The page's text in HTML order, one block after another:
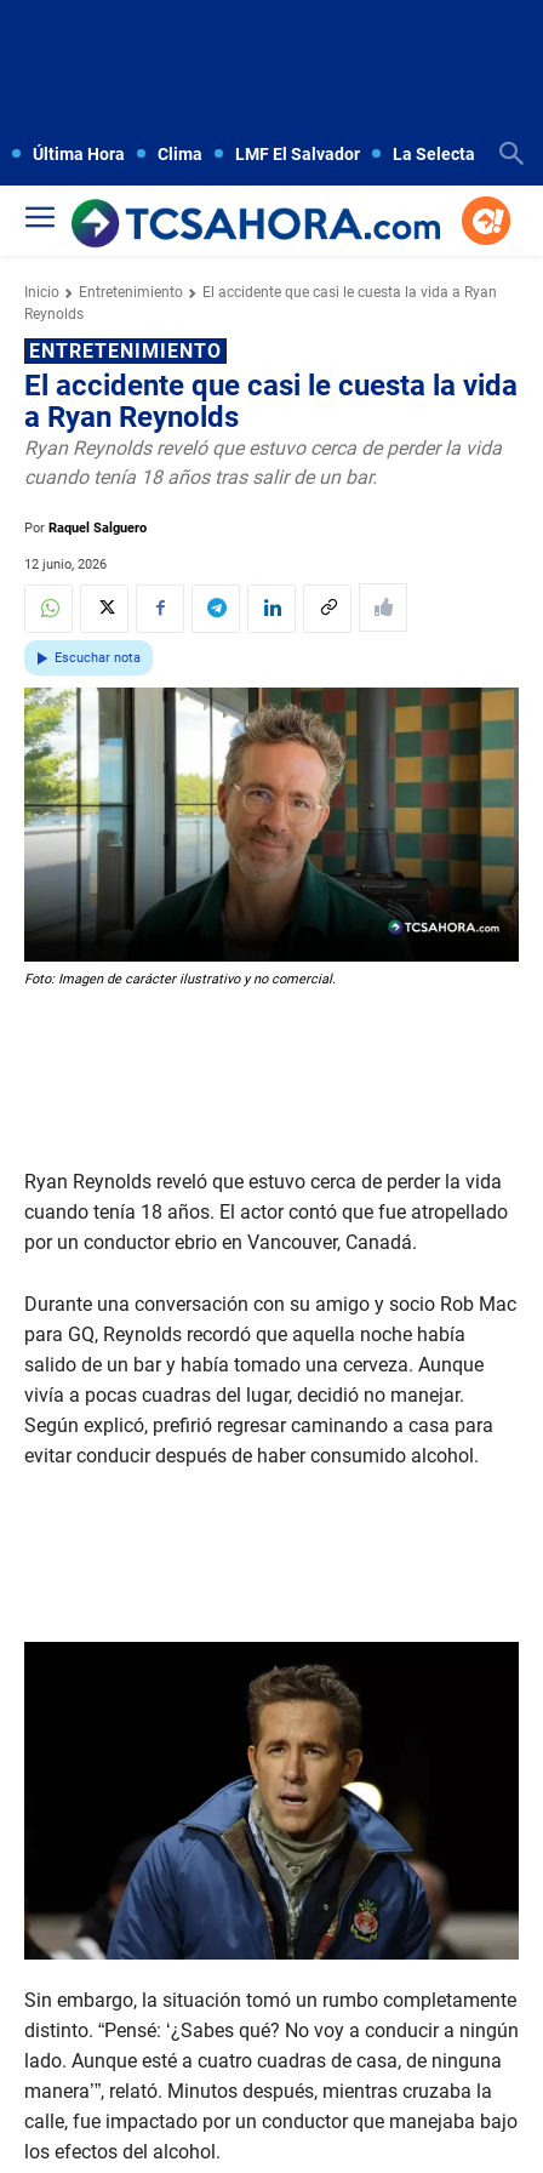
Última Hora Clima LMF El Salvador La Selecta
Inicio Entretenimiento
El accidente que casi le cuesta la vida a Ryan
Reynolds
ENTRETENIMIENTO
El accidente que casi le cuesta la vida
a Ryan Reynolds
Ryan Reynolds reveló que estuvo cerca de perder la vida
cuando tenía 18 años tras salir de un bar.
Por Raquel Salguero
12 junio, 2026
Escuchar nota
Foto: Imagen de carácter ilustrativo y no comercial.
Ryan Reynolds reveló que estuvo cerca de perder la vida
cuando tenía 18 años. El actor contó que fue atropellado
por un conductor ebrio en Vancouver, Canadá.
Durante una conversación con su amigo y socio Rob Mac
para GQ, Reynolds recordó que aquella noche había
salido de un bar y había tomado una cerveza. Aunque
vivía a pocas cuadras del lugar, decidió no manejar.
Según explicó, prefirió regresar caminando a casa para
evitar conducir después de haber consumido alcohol.
Sin embargo, la situación tomó un rumbo completamente
distinto. “Pensé: ‘¿Sabes qué? No voy a conducir a ningún
lado. Aunque esté a cuatro cuadras de casa, de ninguna
manera’”, relató. Minutos después, mientras cruzaba la
calle, fue impactado por un conductor que manejaba bajo
los efectos del alcohol.